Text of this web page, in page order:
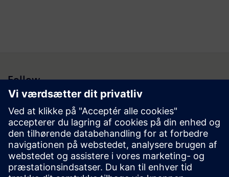
Follow
Presserum | Siemens i Danmark | Siemens
© Siemens 1996 – 2026